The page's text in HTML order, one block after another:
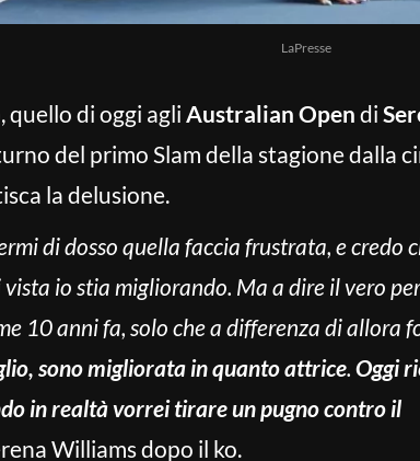
LaPresse
quello di oggi agliAustralian Open di
del primo Slam della stagione dalla
la delusione.
di dosso quella faccia frustrata, e credo
io stia migliorando. Ma a dire il vero
10 anni fa, solo che a differenza di allora
sono migliorata in quanto attrice. Oggi
in realtà vorrei tirare un pugno contro il
Williams dopo il ko.